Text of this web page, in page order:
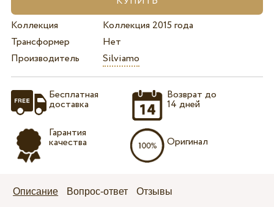
Коллекция
Коллекция 2015 года
Трансформер
Нет
Производитель
Silviamo
Бесплатная
доставка
Гарантия
качества
Возврат до
14 дней
Оригинал
Описание Вопрос-ответ Отзывы